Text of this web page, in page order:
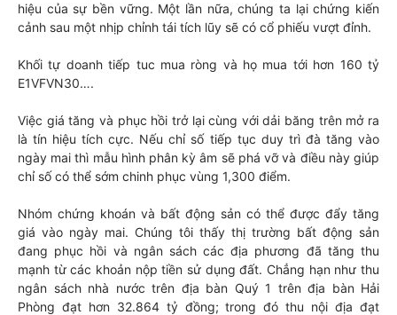
hiệu của sự bền vững. Một lần nữa, chúng ta lại chứng kiến
cảnh sau một nhịp chỉnh tái tích lũy sẽ có cổ phiếu vượt đỉnh.
Khối tự doanh tiếp tuc mua ròng và họ mua tới hơn 160 tỷ
E1VFVN30….
Việc giá tăng và phục hồi trở lại cùng với dải băng trên mở ra
là tín hiệu tích cực. Nếu chỉ số tiếp tục duy trì đà tăng vào
ngày mai thì mẫu hình phân kỳ âm sẽ phá vỡ và điều này giúp
chỉ số có thể sớm chinh phục vùng 1,300 điểm.
Nhóm chứng khoán và bất động sản có thể được đẩy tăng
giá vào ngày mai. Chúng tôi thấy thị trường bất động sản
đang phục hồi và ngân sách các địa phương đã tăng thu
mạnh từ các khoản nộp tiền sử dụng đất. Chẳng hạn như thu
ngân sách nhà nước trên địa bàn Quý 1 trên địa bàn Hải
Phòng đạt hơn 32.864 tỷ đồng; trong đó thu nội địa đạt